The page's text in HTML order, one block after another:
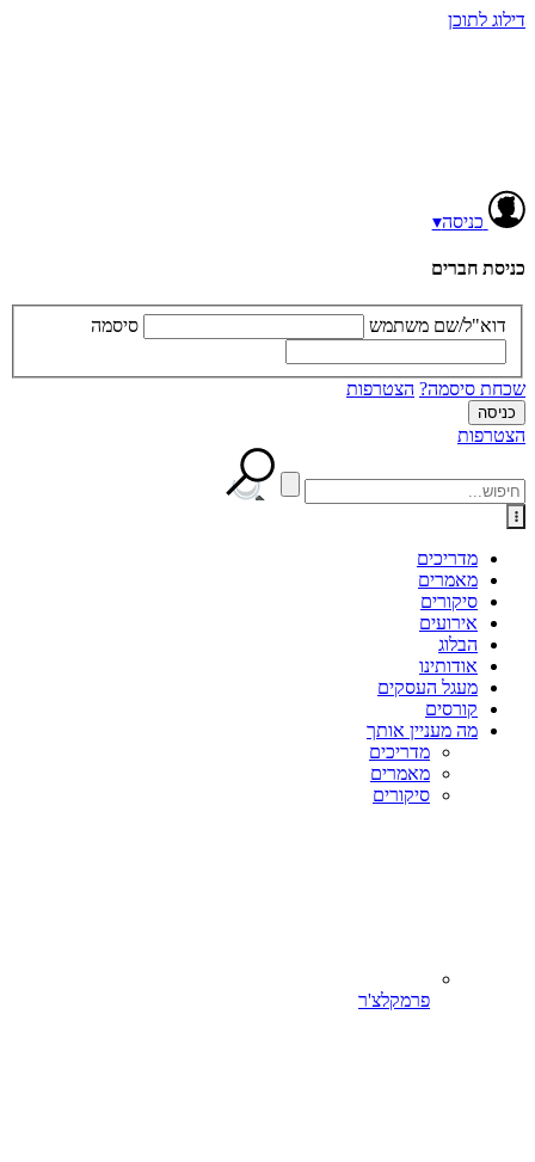
דילוג לתוכן
כניסה▾
כניסת חברים
דוא"ל/שם משתמש סיסמה
שכחת סיסמה? הצטרפות
הצטרפות
מדריכים
מאמרים
סיקורים
אירועים
הבלוג
אודותינו
מעגל העסקים
קורסים
מה מעניין אותך
מדריכים
מאמרים
סיקורים
פרמקלצ'ר